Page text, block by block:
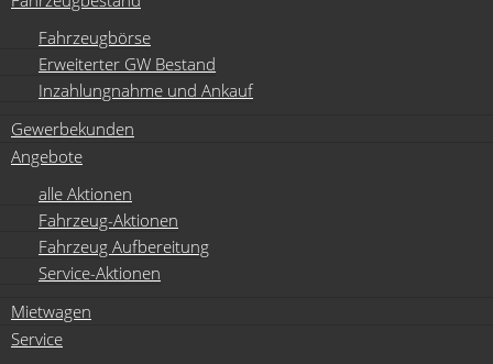
Fahrzeugbörse
Erweiterter GW Bestand
Inzahlungnahme und Ankauf
Gewerbekunden
Angebote
alle Aktionen
Fahrzeug-Aktionen
Fahrzeug Aufbereitung
Service-Aktionen
Mietwagen
Service